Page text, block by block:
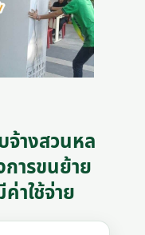
างสวนหล
การขนย้าย
าใช้จ่าย